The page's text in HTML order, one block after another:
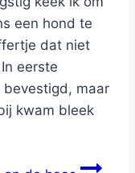
een hond te
dat niet
eerste
bevestigd, maar
kwam bleek